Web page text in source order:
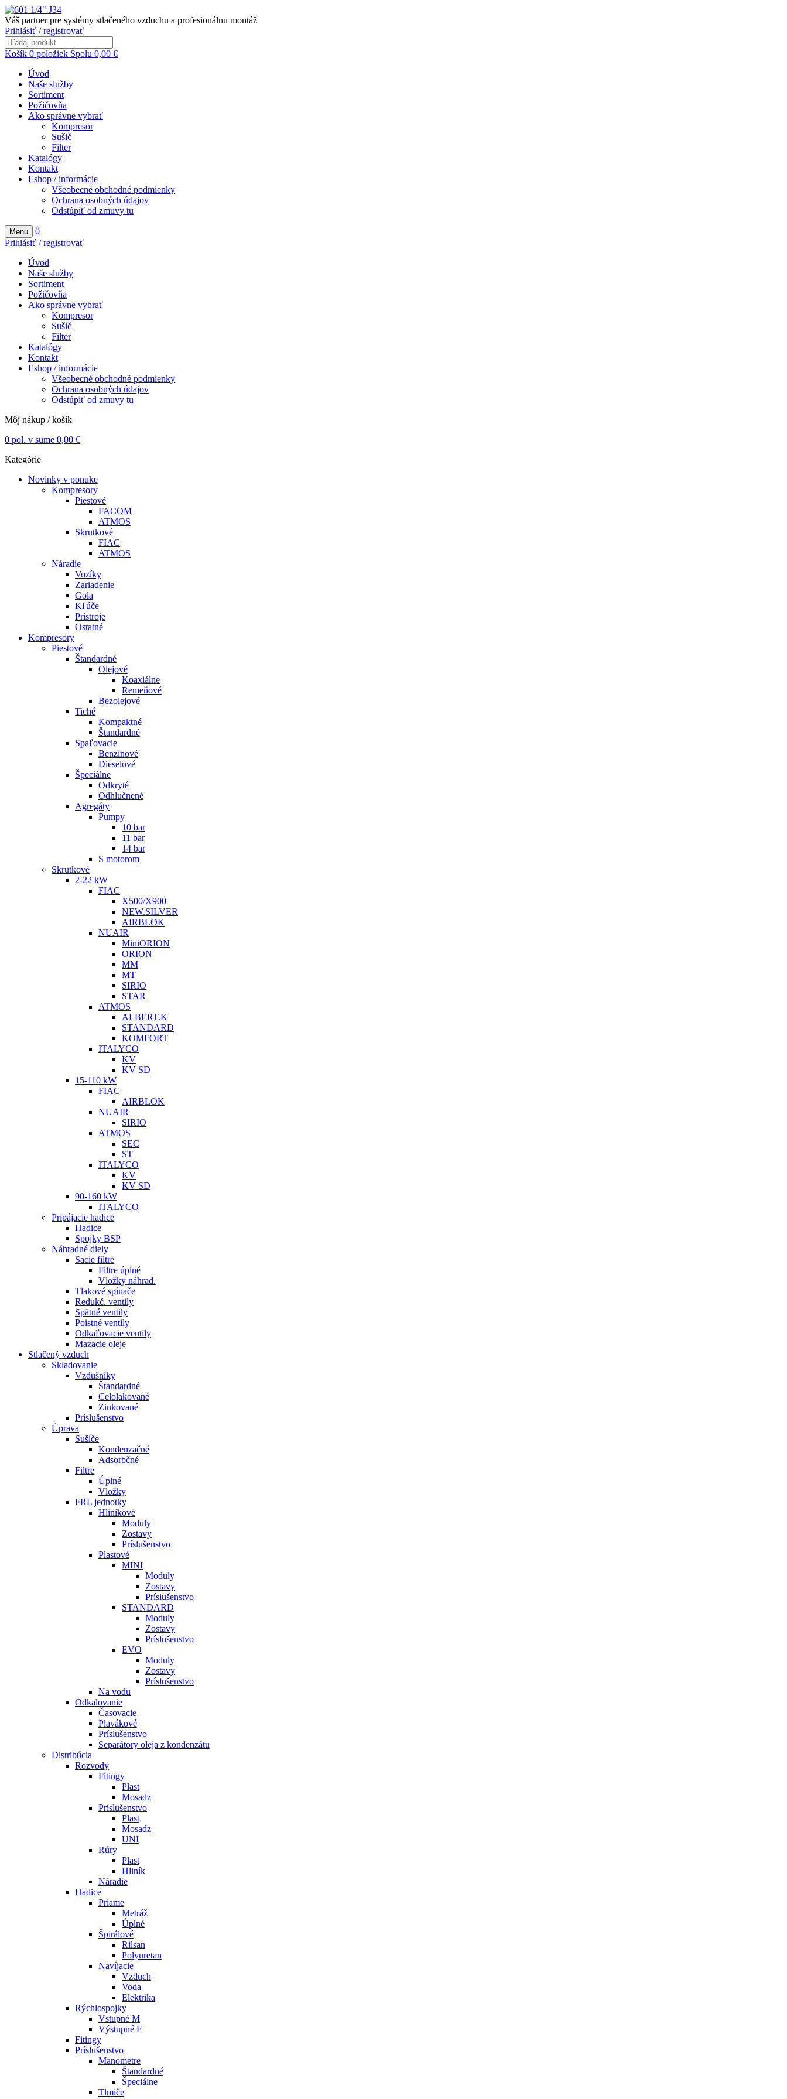
Váš partner pre systémy stlačeného vzduchu a profesionálnu montáž
Prihlásiť / registrovať
Košík 0 položiek Spolu 0,00 €
Úvod
Naše služby
Sortiment
Požičovňa
Ako správne vybrať
Kompresor
Sušič
Filter
Katalógy
Kontakt
Eshop / informácie
Všeobecné obchodné podmienky
Ochrana osobných údajov
Odstúpiť od zmuvy tu
Menu
0
Prihlásiť / registrovať
Úvod
Naše služby
Sortiment
Požičovňa
Ako správne vybrať
Kompresor
Sušič
Filter
Katalógy
Kontakt
Eshop / informácie
Všeobecné obchodné podmienky
Ochrana osobných údajov
Odstúpiť od zmuvy tu
Môj nákup / košík
0 pol. v sume 0,00 €
Kategórie
Novinky v ponuke
Kompresory
Piestové
FACOM
ATMOS
Skrutkové
FIAC
ATMOS
Náradie
Vozíky
Zariadenie
Gola
Kľúče
Prístroje
Ostatné
Kompresory
Piestové
Štandardné
Olejové
Koaxiálne
Remeňové
Bezolejové
Tiché
Kompaktné
Štandardné
Spaľovacie
Benzínové
Dieselové
Špeciálne
Odkryté
Odhlučnené
Agregáty
Pumpy
10 bar
11 bar
14 bar
S motorom
Skrutkové
2-22 kW
FIAC
X500/X900
NEW.SILVER
AIRBLOK
NUAIR
MiniORION
ORION
MM
MT
SIRIO
STAR
ATMOS
ALBERT.K
STANDARD
KOMFORT
ITALYCO
KV
KV SD
15-110 kW
FIAC
AIRBLOK
NUAIR
SIRIO
ATMOS
SEC
ST
ITALYCO
KV
KV SD
90-160 kW
ITALYCO
Pripájacie hadice
Hadice
Spojky BSP
Náhradné diely
Sacie filtre
Filtre úplné
Vložky náhrad.
Tlakové spínače
Redukč. ventily
Spätné ventily
Poistné ventily
Odkaľovacie ventily
Mazacie oleje
Stlačený vzduch
Skladovanie
Vzdušníky
Štandardné
Celolakované
Zinkované
Príslušenstvo
Úprava
Sušiče
Kondenzačné
Adsorbčné
Filtre
Úplné
Vložky
FRL jednotky
Hliníkové
Moduly
Zostavy
Príslušenstvo
Plastové
MINI
Moduly
Zostavy
Príslušenstvo
STANDARD
Moduly
Zostavy
Príslušenstvo
EVO
Moduly
Zostavy
Príslušenstvo
Na vodu
Odkalovanie
Časovacie
Plavákové
Príslušenstvo
Separátory oleja z kondenzátu
Distribúcia
Rozvody
Fitingy
Plast
Mosadz
Príslušenstvo
Plast
Mosadz
UNI
Rúry
Plast
Hliník
Náradie
Hadice
Priame
Metráž
Úplné
Špirálové
Rilsan
Polyuretan
Navíjacie
Vzduch
Voda
Elektrika
Rýchlospojky
Vstupné M
Výstupné F
Fitingy
Príslušenstvo
Manometre
Štandardné
Špeciálne
Tlmiče